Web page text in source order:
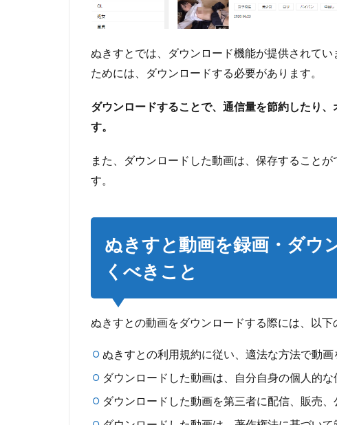
前に
てお
きこ
Phone
きす
画・
ダウ
ンロ
ード
する
4
でぬき
すと動
画を録
ウンロ
ードす
ぬきすとでは、ダウンロード機能が提供されて
ためには、ダウンロードする必要があります。
ダウンロードすることで、通信量を節約したり
す。
また、ダウンロードした動画は、保存すること
す。
ぬきすと動画を録画・ダウ
くべきこと
ぬきすとの動画をダウンロードする際には、以下
ぬきすとの利用規約に従い、適法な方法で動画
ダウンロードした動画は、自分自身の個人的な
ダウンロードした動画を第三者に配信、販売、